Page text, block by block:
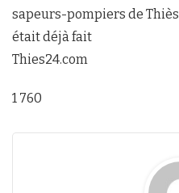
sapeurs-pompiers de
était déjà fait
Thies24.com
1 760